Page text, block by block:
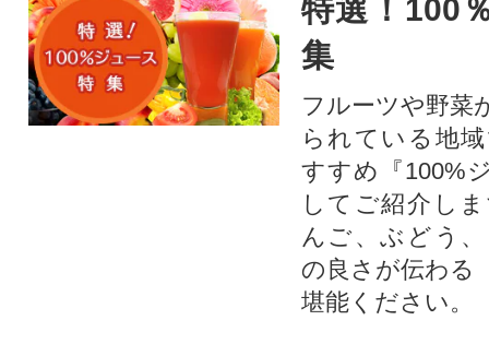
特選！100
集
フルーツや野菜
られている地
すすめ『100%
してご紹介し
んご、ぶどう
の良さが伝わる
堪能ください。